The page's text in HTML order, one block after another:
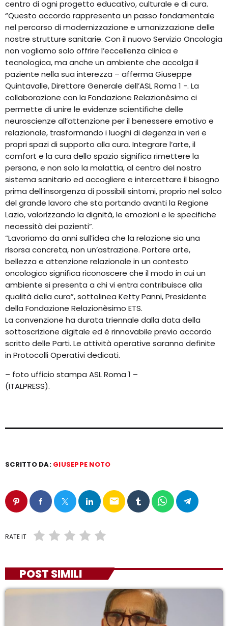
centro di ogni progetto educativo, culturale e di cura.
“Questo accordo rappresenta un passo fondamentale
nel percorso di modernizzazione e umanizzazione delle
nostre strutture sanitarie. Con il nuovo Servizio Oncologia
non vogliamo solo offrire l’eccellenza clinica e
tecnologica, ma anche un ambiente che accolga il
paziente nella sua interezza – afferma Giuseppe
Quintavalle, Direttore Generale dell’ASL Roma 1 -. La
collaborazione con la Fondazione Relazionèsimo ci
permette di unire le evidenze scientifiche delle
neuroscienze all’attenzione per il benessere emotivo e
relazionale, trasformando i luoghi di degenza in veri e
propri spazi di supporto alla cura. Integrare l’arte, il
comfort e la cura dello spazio significa rimettere la
persona, e non solo la malattia, al centro del nostro
sistema sanitario ed accogliere e intercettare il bisogno
prima dell’insorgenza di possibili sintomi, proprio nel solco
del grande lavoro che sta portando avanti la Regione
Lazio, valorizzando la dignità, le emozioni e le specifiche
necessità dei pazienti”.
“Lavoriamo da anni sull’idea che la relazione sia una
risorsa concreta, non un’astrazione. Portare arte,
bellezza e attenzione relazionale in un contesto
oncologico significa riconoscere che il modo in cui un
ambiente si presenta a chi vi entra contribuisce alla
qualità della cura”, sottolinea Ketty Panni, Presidente
della Fondazione Relazionèsimo ETS.
La convenzione ha durata triennale dalla data della
sottoscrizione digitale ed è rinnovabile previo accordo
scritto delle Parti. Le attività operative saranno definite
in Protocolli Operativi dedicati.
– foto ufficio stampa ASL Roma 1 –
(ITALPRESS).
SCRITTO DA: GIUSEPPE NOTO
email
RATE IT
POST SIMILI